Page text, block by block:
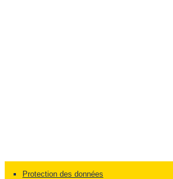
Protection des données